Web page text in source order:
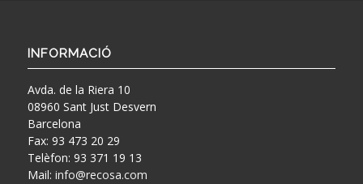
INFORMACIÓ
Avda. de la Riera 10
08960 Sant Just Desvern
Barcelona
Fax: 93 473 20 29
Telèfon: 93 371 19 13
Mail: info@recosa.com